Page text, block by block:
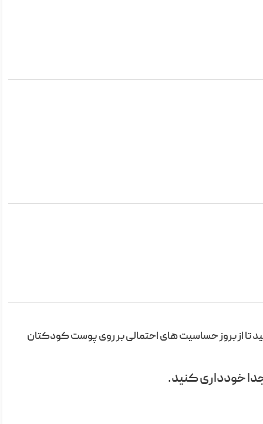
تا از بروز حساسیت های احتمالی بر روی پوست کودکتان
خودداری کنید.